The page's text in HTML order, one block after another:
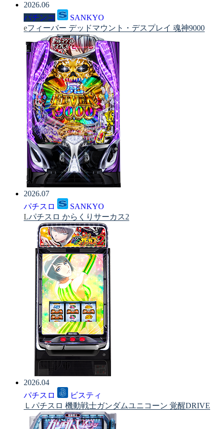
2026.06
パチンコ
SANKYO
eフィーバー デッドマウント・デスプレイ 魂神9000
2026.07
パチスロ
SANKYO
Lパチスロ からくりサーカス2
2026.04
パチスロ
ビスティ
Ｌパチスロ 機動戦士ガンダムユニコーン 覚醒DRIVE